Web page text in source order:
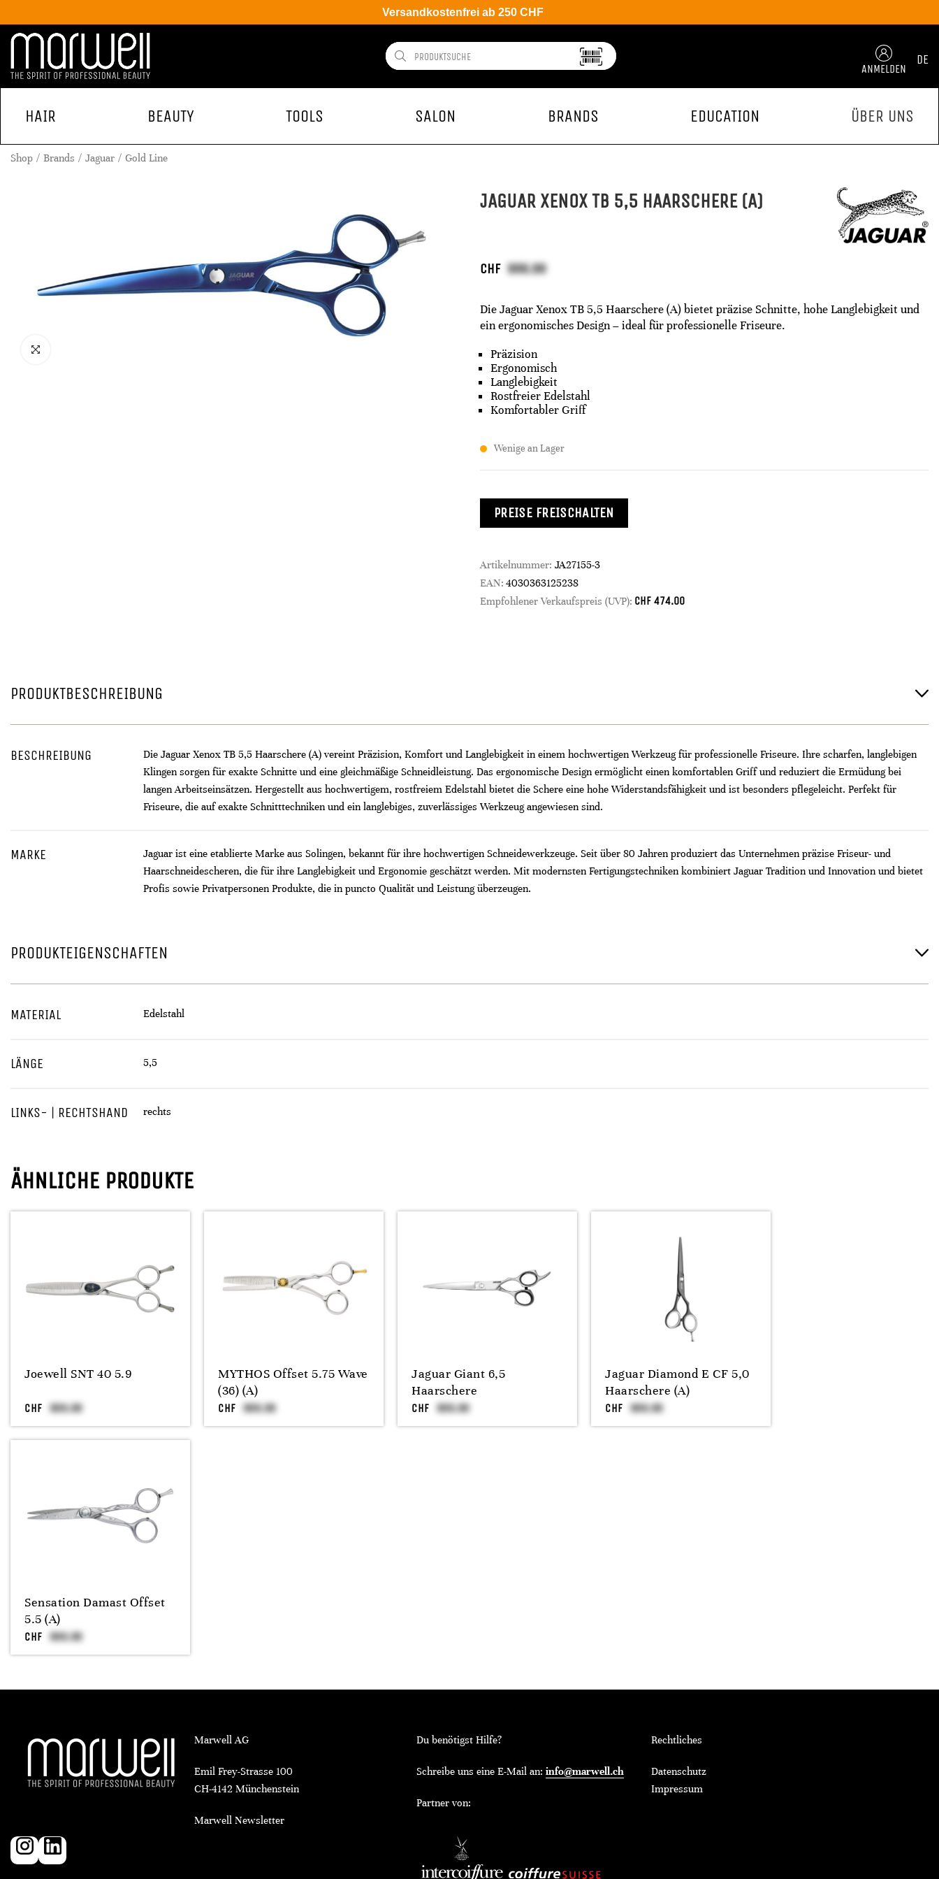
Versandkostenfrei ab 250 CHF
ANMELDEN
DE
HAIR BEAUTY TOOLS SALON BRANDS EDUCATION ÜBER UNS
Shop Brands Jaguar Gold Line
JAGUAR XENOX TB 5,5 HAARSCHERE (A)
CHF
Die Jaguar Xenox TB 5,5 Haarschere (A) bietet präzise Schnitte, hohe Langlebigkeit und
ein ergonomisches Design – ideal für professionelle Friseure.
Präzision
Ergonomisch
Langlebigkeit
Rostfreier Edelstahl
Komfortabler Griff
Wenige an Lager
PREISE FREISCHALTEN
Artikelnummer: JA27155-3
EAN: 4030363125238
Empfohlener Verkaufspreis (UVP): CHF 474.00
PRODUKTBESCHREIBUNG
BESCHREIBUNG
Die Jaguar Xenox TB 5,5 Haarschere (A) vereint Präzision, Komfort und Langlebigkeit in einem hochwertigen Werkzeug für professionelle Friseure. Ihre scharfen, langlebigen
Klingen sorgen für exakte Schnitte und eine gleichmäßige Schneidleistung. Das ergonomische Design ermöglicht einen komfortablen Griff und reduziert die Ermüdung bei
langen Arbeitseinsätzen. Hergestellt aus hochwertigem, rostfreiem Edelstahl bietet die Schere eine hohe Widerstandsfähigkeit und ist besonders pflegeleicht. Perfekt für
Friseure, die auf exakte Schnitttechniken und ein langlebiges, zuverlässiges Werkzeug angewiesen sind.
MARKE
Jaguar ist eine etablierte Marke aus Solingen, bekannt für ihre hochwertigen Schneidewerkzeuge. Seit über 80 Jahren produziert das Unternehmen präzise Friseur- und
Haarschneidescheren, die für ihre Langlebigkeit und Ergonomie geschätzt werden. Mit modernsten Fertigungstechniken kombiniert Jaguar Tradition und Innovation und bietet
Profis sowie Privatpersonen Produkte, die in puncto Qualität und Leistung überzeugen.
PRODUKTEIGENSCHAFTEN
MATERIAL Edelstahl
LÄNGE 5,5
LINKS- | RECHTSHAND rechts
ÄHNLICHE PRODUKTE
Joewell SNT 40 5.9
CHF
MYTHOS Offset 5.75 Wave
(36) (A)
CHF
Jaguar Giant 6,5
Haarschere
CHF
Jaguar Diamond E CF 5,0
Haarschere (A)
CHF
Sensation Damast Offset
5.5 (A)
CHF
Marwell AG
Emil Frey-Strasse 100
CH-4142 Münchenstein
Marwell Newsletter
Du benötigst Hilfe?
Schreibe uns eine E-Mail an: info@marwell.ch
Partner von:
Rechtliches
Datenschutz
Impressum